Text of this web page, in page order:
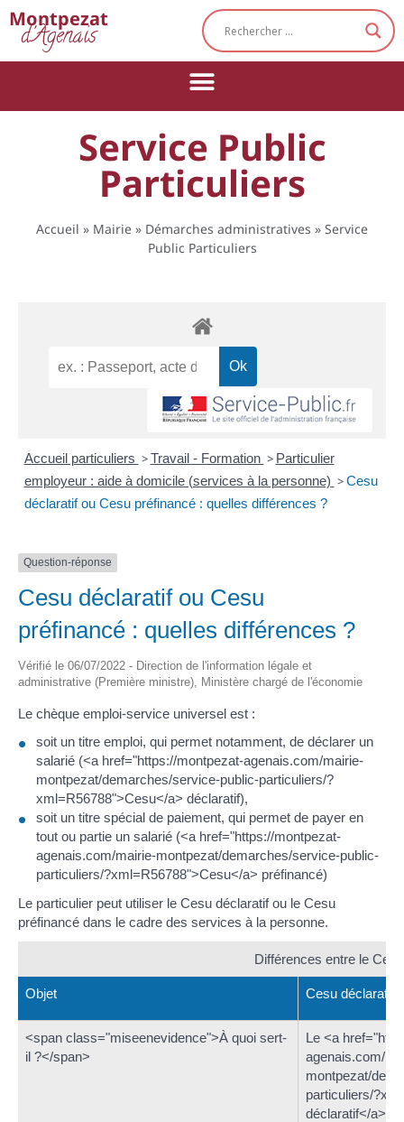
Montpezat
d'Agenais
Service Public
Particuliers
Accueil » Mairie » Démarches administratives » Service
Public Particuliers
Accueil particuliers > Travail - Formation > Particulier
employeur : aide à domicile (services à la personne) > Cesu
déclaratif ou Cesu préfinancé : quelles différences ?
Question-réponse
Cesu déclaratif ou Cesu
préfinancé : quelles différences ?
Vérifié le 06/07/2022 - Direction de l'information légale et
administrative (Première ministre), Ministère chargé de l'économie
Le chèque emploi-service universel est :
soit un titre emploi, qui permet notamment, de déclarer un
salarié (<a href="https://montpezat-agenais.com/mairie-
montpezat/demarches/service-public-particuliers/?
xml=R56788">Cesu</a> déclaratif),
soit un titre spécial de paiement, qui permet de payer en
tout ou partie un salarié (<a href="https://montpezat-
agenais.com/mairie-montpezat/demarches/service-public-
particuliers/?xml=R56788">Cesu</a> préfinancé)
Le particulier peut utiliser le Cesu déclaratif ou le Cesu
préfinancé dans le cadre des services à la personne.
Différences entre le
Objet Cesu déclaratif
<span class="miseenevidence">À quoi sert-
il ?</span>
Le <a
agenais.com/
montpezat/
particuliers/
déclaratif</a>
Cookies management panel